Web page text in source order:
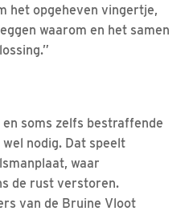
het opgeheven vingertje,
waarom en het samen
soms zelfs bestraffende
nodig. Dat speelt
waar
de rust verstoren.
van de Bruine Vloot